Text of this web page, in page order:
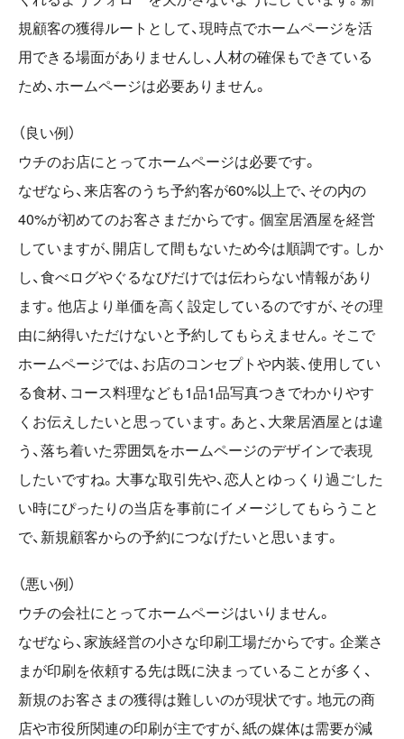
規顧客の獲得ルートとして、現時点でホームページを活
用できる場面がありませんし、人材の確保もできている
ため、ホームページは必要ありません。
（良い例）
ウチのお店にとってホームページは必要です。
なぜなら、来店客のうち予約客が60%以上で、その内の
40%が初めてのお客さまだからです。個室居酒屋を経営
していますが、開店して間もないため今は順調です。しか
し、食べログやぐるなびだけでは伝わらない情報があり
ます。他店より単価を高く設定しているのですが、その理
由に納得いただけないと予約してもらえません。そこで
ホームページでは、お店のコンセプトや内装、使用してい
る食材、コース料理なども1品1品写真つきでわかりやす
くお伝えしたいと思っています。あと、大衆居酒屋とは違
う、落ち着いた雰囲気をホームページのデザインで表現
したいですね。大事な取引先や、恋人とゆっくり過ごした
い時にぴったりの当店を事前にイメージしてもらうこと
で、新規顧客からの予約につなげたいと思います。
（悪い例）
ウチの会社にとってホームページはいりません。
なぜなら、家族経営の小さな印刷工場だからです。企業さ
まが印刷を依頼する先は既に決まっていることが多く、
新規のお客さまの獲得は難しいのが現状です。地元の商
店や市役所関連の印刷が主ですが、紙の媒体は需要が減